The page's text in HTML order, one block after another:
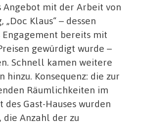
Angebot mit der Arbeit von
„Doc Klaus“ – dessen
bereits mit
gewürdigt wurde –
Schnell kamen weitere
hinzu. Konsequenz: die zur
Räumlichkeiten im
Gast-Hauses wurden
Anzahl der zu